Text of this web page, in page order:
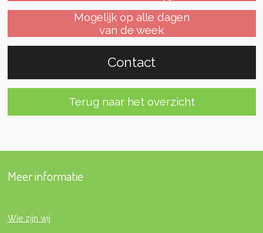
Mogelijk op alle dagen
van de week
Contact
Terug naar het overzicht
Meer informatie
Wie zijn wij